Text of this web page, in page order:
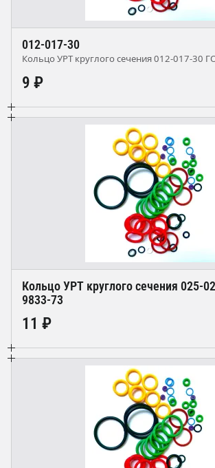
012-017-30
Кольцо УРТ круглого сечения 012-017-30
9 ₽
Кольцо УРТ круглого сечения 025-
9833-73
11 ₽